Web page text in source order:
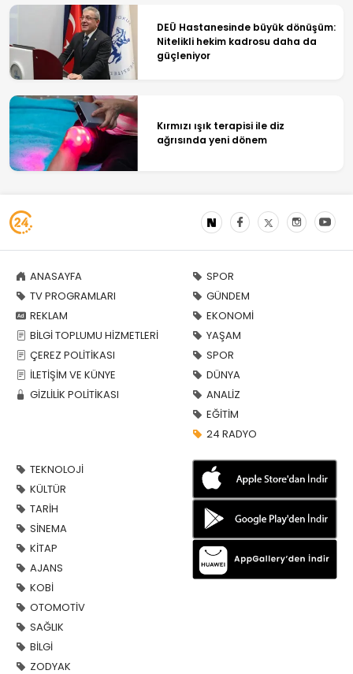
DEÜ Hastanesinde büyük dönüşüm:
Nitelikli hekim kadrosu daha da
güçleniyor
Kırmızı ışık terapisi ile diz
ağrısında yeni dönem
ANASAYFA
TV PROGRAMLARI
REKLAM
BİLGİ TOPLUMU HİZMETLERİ
ÇEREZ POLİTİKASI
İLETİŞİM VE KÜNYE
GİZLİLİK POLİTİKASI
SPOR
GÜNDEM
EKONOMİ
YAŞAM
SPOR
DÜNYA
ANALİZ
EĞİTİM
24 RADYO
TEKNOLOJİ
KÜLTÜR
TARİH
SİNEMA
KİTAP
AJANS
KOBİ
OTOMOTİV
SAĞLIK
BİLGİ
ZODYAK